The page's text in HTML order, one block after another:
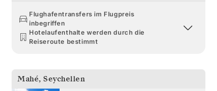
Flughafentransfers im Flugpreis
inbegriffen
Hotelaufenthalte werden durch die
Reiseroute bestimmt
Mahé, Seychellen